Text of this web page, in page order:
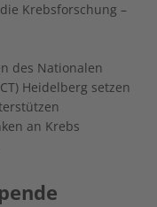
Krebsforschung –
des Nationalen
Heidelberg setzen
an Krebs